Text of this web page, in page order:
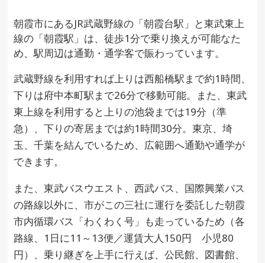
朝霞市にあるJR武蔵野線の「朝霞台駅」と東武東上
線の「朝霞駅」は、徒歩1分で乗り換えが可能なた
め、駅周辺は通勤・通学客で賑わっています。
武蔵野線を利用すれば上りは西船橋駅まで約1時間、
下りは府中本町駅まで26分で移動可能。また、東武
東上線を利用すると上りの池袋までは19分（準
急）、下りの寄居までは約1時間30分。東京、埼
玉、千葉を結んでいるため、広範囲へ通勤や通学が
できます。
また、東武バスウエスト、西武バス、国際興業バス
の路線以外に、市がこの三社に運行を委託した朝霞
市内循環バス「わくわく号」も走っているため（各
路線、1日に11～13便／運賃大人150円 小児80
円）、乗り継ぎを上手に行えば、公民館、図書館、